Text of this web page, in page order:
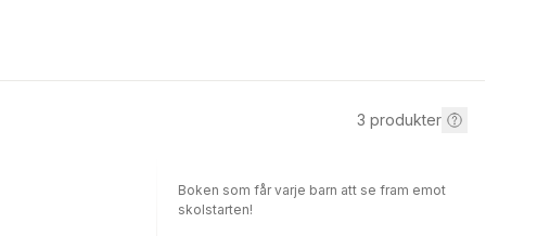
3 produkter
Boken som får varje barn att se fram emot
skolstarten!